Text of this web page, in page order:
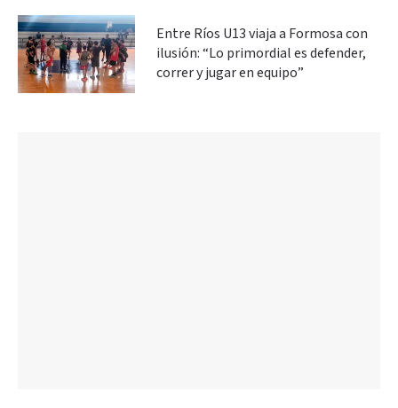
Entre Ríos U13 viaja a Formosa con
ilusión: “Lo primordial es defender,
correr y jugar en equipo”